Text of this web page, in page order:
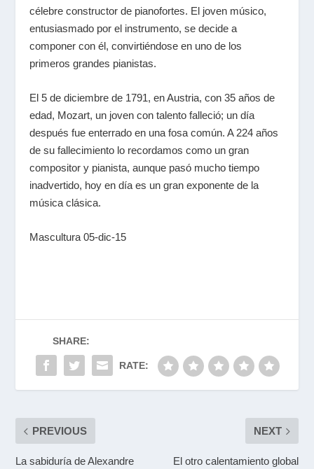
célebre constructor de pianofortes. El joven músico,
entusiasmado por el instrumento, se decide a
componer con él, convirtiéndose en uno de los
primeros grandes pianistas.
El 5 de diciembre de 1791, en Austria, con 35 años de
edad, Mozart, un joven con talento falleció; un día
después fue enterrado en una fosa común. A 224 años
de su fallecimiento lo recordamos como un gran
compositor y pianista, aunque pasó mucho tiempo
inadvertido, hoy en día es un gran exponente de la
música clásica.
Mascultura 05-dic-15
SHARE:
RATE:
PREVIOUS
La sabiduría de Alexandre
NEXT
El otro calentamiento global